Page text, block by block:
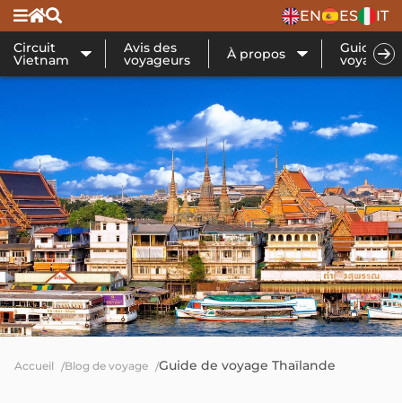
EN ES IT
Circuit
Vietnam
Avis des
voyageurs À propos Guide de
voyage
Accueil Blog de voyage Guide de voyage Thaïlande